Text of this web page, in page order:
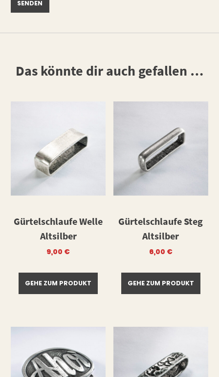
Das könnte dir auch gefallen …
Gürtelschlaufe Welle
Altsilber
9,00 €
GEHE ZUM PRODUKT
Gürtelschlaufe Steg
Altsilber
6,00 €
GEHE ZUM PRODUKT